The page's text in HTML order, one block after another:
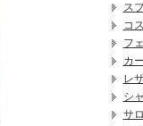
ス
コ
フ
カ
レ
シ
サ